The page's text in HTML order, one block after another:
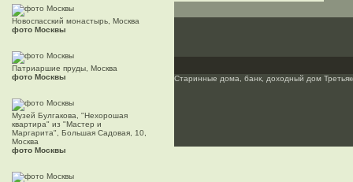
Новоспасский монастырь, Москва
фото Москвы
Патриаршие пруды, Москва
фото Москвы
Музей Булгакова, "Нехорошая
квартира" из "Мастер и
Маргарита", Большая Садовая, 10,
Москва
фото Москвы
Старинные дома, банк, доходный дом